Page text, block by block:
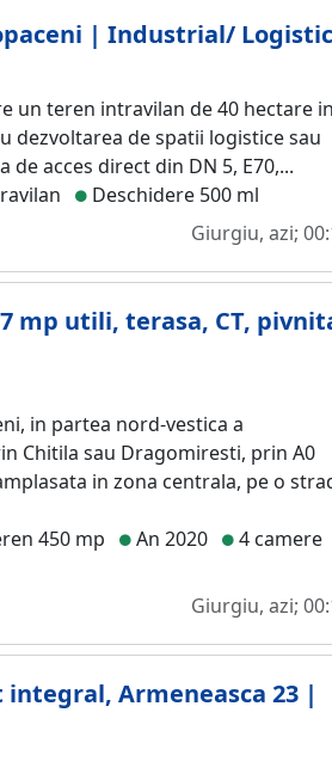
| Industrial/ Logistic
un teren intravilan de 40 hectare in
dezvoltarea de spatii logistice sau
acces direct din DN 5, E70,...
Deschidere 500 ml
Giurgiu, azi;
mp utili, terasa, CT,
in partea nord-vestica a
Chitila sau Dragomiresti, prin A0
in zona centrala, pe o
450 mp An 2020
4 camere
Giurgiu, azi;
Armeneasca 23 |